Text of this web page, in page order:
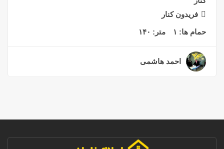
فریدون کنار
حمام ها: ۱ متر: ۱۴۰
احمد هاشمی